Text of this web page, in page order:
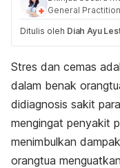
General
Ditulis oleh Diah Ayu
Stres dan cemas
dalam benak
didiagnosis sakit
mengingat penyakit
menimbulkan
orangtua